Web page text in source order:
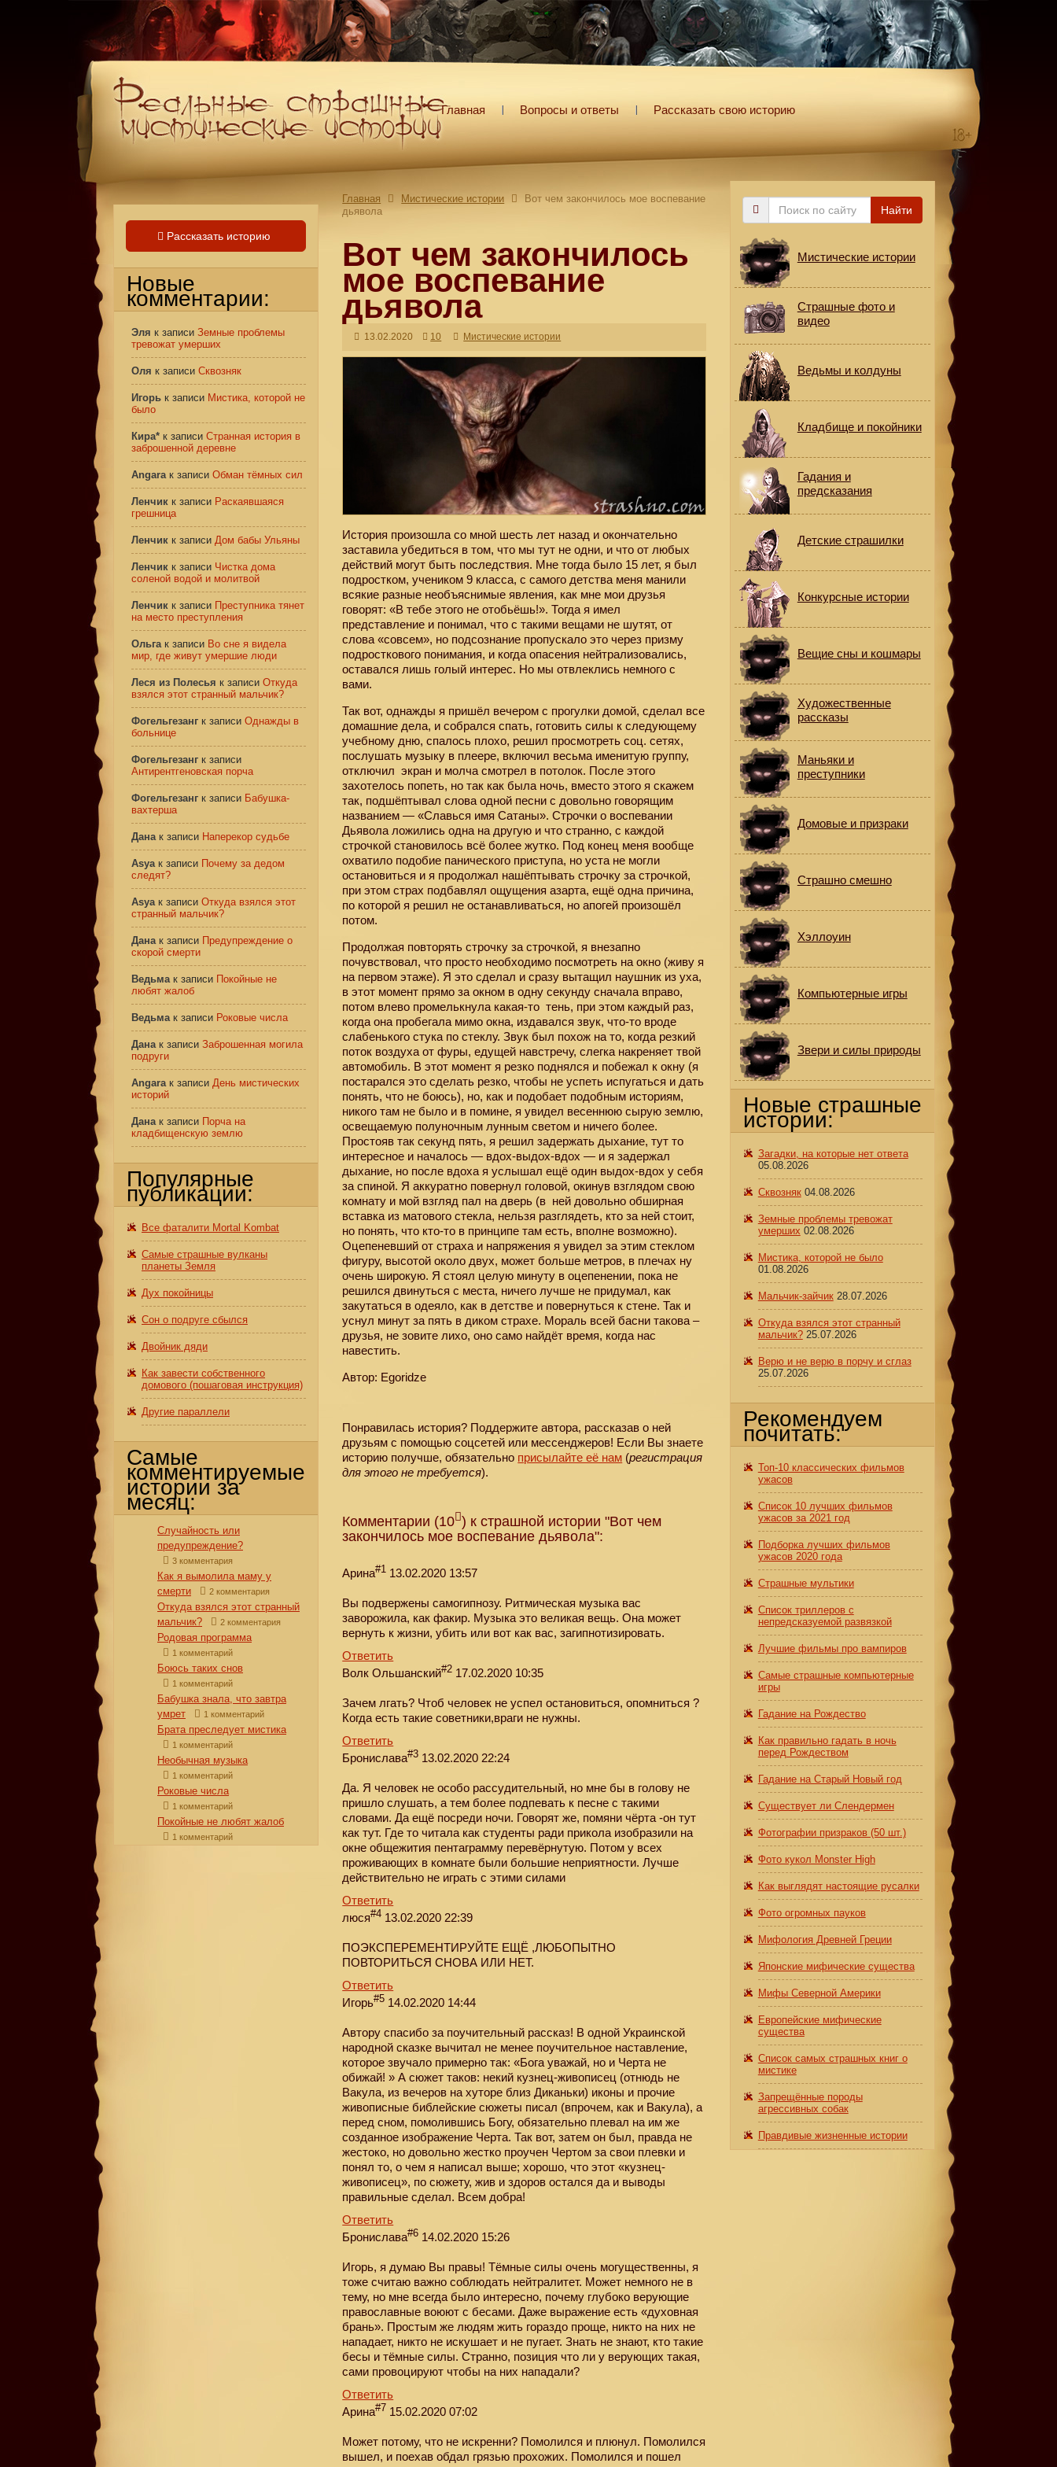
Главная Вопросы и ответы Рассказать свою историю
Главная Мистические истории
Вот чем закончилось мое воспевание
дьявола
Вот чем закончилось
мое воспевание
дьявола
13.02.2020 10 Мистические истории
История произошла со мной шесть лет назад и окончательно
заставила убедиться в том, что мы тут не одни, и что от любых
действий могут быть последствия. Мне тогда было 15 лет, я был
подростком, учеником 9 класса, с самого детства меня манили
всякие разные необъяснимые явления, как мне мои друзья
говорят: «В тебе этого не отобьёшь!». Тогда я имел
представление и понимал, что с такими вещами не шутят, от
слова «совсем», но подсознание пропускало это через призму
подросткового понимания, и когда опасения нейтрализовались,
оставался лишь голый интерес. Но мы отвлеклись немного с
вами.
Так вот, однажды я пришёл вечером с прогулки домой, сделал все
домашние дела, и собрался спать, готовить силы к следующему
учебному дню, спалось плохо, решил просмотреть соц. сетях,
послушать музыку в плеере, включил весьма именитую группу,
отключил экран и молча смотрел в потолок. После этого
захотелось попеть, но так как была ночь, вместо этого я скажем
так, подшёптывал слова одной песни с довольно говорящим
названием — «Славься имя Сатаны». Строчки о воспевании
Дьявола ложились одна на другую и что странно, с каждой
строчкой становилось всё более жутко. Под конец меня вообще
охватило подобие панического приступа, но уста не могли
остановиться и я продолжал нашёптывать строчку за строчкой,
при этом страх подбавлял ощущения азарта, ещё одна причина,
по которой я решил не останавливаться, но апогей произошёл
потом.
Продолжая повторять строчку за строчкой, я внезапно
почувствовал, что просто необходимо посмотреть на окно (живу я
на первом этаже). Я это сделал и сразу вытащил наушник из уха,
в этот момент прямо за окном в одну секунду сначала вправо,
потом влево промелькнула какая-то тень, при этом каждый раз,
когда она пробегала мимо окна, издавался звук, что-то вроде
слабенького стука по стеклу. Звук был похож на то, когда резкий
поток воздуха от фуры, едущей навстречу, слегка накреняет твой
автомобиль. В этот момент я резко поднялся и побежал к окну (я
постарался это сделать резко, чтобы не успеть испугаться и дать
понять, что не боюсь), но, как и подобает подобным историям,
никого там не было и в помине, я увидел весеннюю сырую землю,
освещаемую полуночным лунным светом и ничего более.
Простояв так секунд пять, я решил задержать дыхание, тут то
интересное и началось — вдох-выдох-вдох — и я задержал
дыхание, но после вдоха я услышал ещё один выдох-вдох у себя
за спиной. Я аккуратно повернул головой, окинув взглядом свою
комнату и мой взгляд пал на дверь (в ней довольно обширная
вставка из матового стекла, нельзя разглядеть, кто за ней стоит,
но понять, что кто-то в принципе там есть, вполне возможно).
Оцепеневший от страха и напряжения я увидел за этим стеклом
фигуру, высотой около двух, может больше метров, в плечах ну
очень широкую. Я стоял целую минуту в оцепенении, пока не
решился двинуться с места, ничего лучше не придумал, как
закутаться в одеяло, как в детстве и повернуться к стене. Так и
уснул минут за пять в диком страхе. Мораль всей басни такова –
друзья, не зовите лихо, оно само найдёт время, когда нас
навестить.
Автор: Egoridze
Понравилась история? Поддержите автора, рассказав о ней
друзьям с помощью соцсетей или мессенджеров! Если Вы знаете
историю получше, обязательно присылайте её нам (регистрация
для этого не требуется).
Комментарии (10 ) к страшной истории "Вот чем
закончилось мое воспевание дьявола":
Арина#1 13.02.2020 13:57
Вы подвержены самогипнозу. Ритмическая музыка вас
заворожила, как факир. Музыка это великая вещь. Она может
вернуть к жизни, убить или вот как вас, загипнотизировать.
Ответить
Волк Ольшанский#2 17.02.2020 10:35
Зачем лгать? Чтоб человек не успел остановиться, опомниться ?
Когда есть такие советники,враги не нужны.
Ответить
Бронислава#3 13.02.2020 22:24
Да. Я человек не особо рассудительный, но мне бы в голову не
пришло слушать, а тем более подпевать к песне с такими
словами. Да ещё посреди ночи. Говорят же, помяни чёрта -он тут
как тут. Где то читала как студенты ради прикола изобразили на
окне общежития пентаграмму перевёрнутую. Потом у всех
проживающих в комнате были большие неприятности. Лучше
действительно не играть с этими силами
Ответить
люся#4 13.02.2020 22:39
ПОЭКСПЕРЕМЕНТИРУЙТЕ ЕЩЁ ,ЛЮБОПЫТНО
ПОВТОРИТЬСЯ СНОВА ИЛИ НЕТ.
Ответить
Игорь#5 14.02.2020 14:44
Автору спасибо за поучительный рассказ! В одной Украинской
народной сказке вычитал не менее поучительное наставление,
которое звучало примерно так: «Бога уважай, но и Черта не
обижай! » А сюжет таков: некий кузнец-живописец (отнюдь не
Вакула, из вечеров на хуторе близ Диканьки) иконы и прочие
живописные библейские сюжеты писал (впрочем, как и Вакула), а
перед сном, помолившись Богу, обязательно плевал на им же
созданное изображение Черта. Так вот, затем он был, правда не
жестоко, но довольно жестко проучен Чертом за свои плевки и
понял то, о чем я написал выше; хорошо, что этот «кузнец-
живописец», по сюжету, жив и здоров остался да и выводы
правильные сделал. Всем добра!
Ответить
Бронислава#6 14.02.2020 15:26
Игорь, я думаю Вы правы! Тёмные силы очень могущественны, я
тоже считаю важно соблюдать нейтралитет. Может немного не в
тему, но мне всегда было интересно, почему глубоко верующие
православные воюют с бесами. Даже выражение есть «духовная
брань». Простым же людям жить гораздо проще, никто на них не
нападает, никто не искушает и не пугает. Знать не знают, кто такие
бесы и тёмные силы. Странно, позиция что ли у верующих такая,
сами провоцируют чтобы на них нападали?
Ответить
Арина#7 15.02.2020 07:02
Может потому, что не искренни? Помолился и плюнул. Помолился
вышел, и поехав обдал грязью прохожих. Помолился и пошел
Рассказать историю
Новые
комментарии:
Эля к записи Земные проблемы
тревожат умерших
Оля к записи Сквозняк
Игорь к записи Мистика, которой не
было
Кира* к записи Странная история в
заброшенной деревне
Angaraк записи Обман тёмных сил
Ленчик к записи Раскаявшаяся
грешница
Ленчик к записи Дом бабы Ульяны
Ленчик к записи Чистка дома
соленой водой и молитвой
Ленчик к записи Преступника тянет
на место преступления
Ольгак записи Во сне я видела
мир, где живут умершие люди
Леся из Полесья к записи Откуда
взялся этот странный мальчик?
Фогельгезанг к записи Однажды в
больнице
Фогельгезанг к записи
Антирентгеновская порча
Фогельгезанг к записи Бабушка-
вахтерша
Данак записи Наперекор судьбе
Asyaк записи Почему за дедом
следят?
Asyaк записи Откуда взялся этот
странный мальчик?
Данак записи Предупреждение о
скорой смерти
Ведьмак записи Покойные не
любят жалоб
Ведьмак записи Роковые числа
Данак записи Заброшенная могила
подруги
Angaraк записи День мистических
историй
Данак записи Порча на
кладбищенскую землю
Популярные
публикации:
Все фаталити Mortal Kombat
Самые страшные вулканы
планеты Земля
Дух покойницы
Сон о подруге сбылся
Двойник дяди
Как завести собственного
домового (пошаговая инструкция)
Другие параллели
Самые
комментируемые
истории за
месяц:
Случайность или
предупреждение?
3 комментария
Как я вымолила маму у
смерти
2 комментария
Откуда взялся этот странный
мальчик?
2 комментария
Родовая программа
1 комментарий
Боюсь таких снов
1 комментарий
Бабушка знала, что завтра
умрет
1 комментарий
Брата преследует мистика
1 комментарий
Необычная музыка
1 комментарий
Роковые числа
1 комментарий
Покойные не любят жалоб
1 комментарий
Поиск
Найти
Мистические истории
Страшные фото и
видео
Ведьмы и колдуны
Кладбище и покойники
Гадания и
предсказания
Детские страшилки
Конкурсные истории
Вещие сны и кошмары
Художественные
рассказы
Маньяки и
преступники
Домовые и призраки
Страшно смешно
Хэллоуин
Компьютерные игры
Звери и силы природы
Новые страшные
истории:
Загадки, на которые нет ответа
05.08.2026
Сквозняк 04.08.2026
Земные проблемы тревожат
умерших 02.08.2026
Мистика, которой не было
01.08.2026
Мальчик-зайчик 28.07.2026
Откуда взялся этот странный
мальчик? 25.07.2026
Верю и не верю в порчу и сглаз
25.07.2026
Рекомендуем
почитать:
Топ-10 классических фильмов
ужасов
Список 10 лучших фильмов
ужасов за 2021 год
Подборка лучших фильмов
ужасов 2020 года
Страшные мультики
Список триллеров с
непредсказуемой развязкой
Лучшие фильмы про вампиров
Самые страшные компьютерные
игры
Гадание на Рождество
Как правильно гадать в ночь
перед Рождеством
Гадание на Старый Новый год
Существует ли Слендермен
Фотографии призраков (50 шт.)
Фото кукол Monster High
Как выглядят настоящие русалки
Фото огромных пауков
Мифология Древней Греции
Японские мифические существа
Мифы Северной Америки
Европейские мифические
существа
Список самых страшных книг о
мистике
Запрещённые породы
агрессивных собак
Правдивые жизненные истории